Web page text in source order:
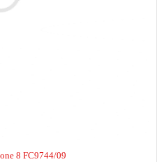
8 FC9744/09